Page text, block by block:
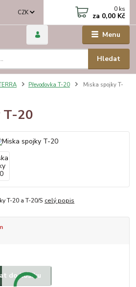
Menu
CZK
Hledat
0 ks
za 0,00 Kč
Převodovka T-20
Miska spojky T-
T-20
T-20 a T-20/S celý popis
do košíku